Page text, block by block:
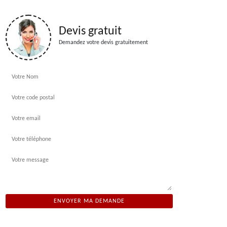
Devis gratuit
Demandez votre devis gratuitement